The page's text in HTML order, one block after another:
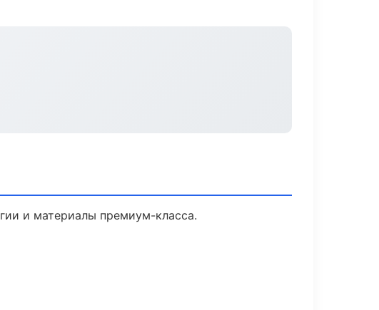
и материалы премиум-класса.